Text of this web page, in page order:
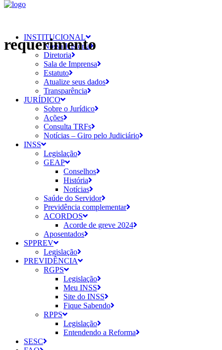
INSTITUCIONAL
Nossa História
Diretoria
Sala de Imprensa
Estatuto
Atualize seus dados
Transparência
JURÍDICO
Sobre o Jurídico
Ações
Consulta TRFs
Notícias – Giro pelo Judiciário
INSS
Legislação
GEAP
Conselhos
História
Notícias
Saúde do Servidor
Previdência complementar
ACORDOS
Acorde de greve 2024
Aposentados
SPPREV
Legislação
PREVIDÊNCIA
RGPS
Legislação
Meu INSS
Site do INSS
Fique Sabendo
RPPS
Legislação
Entendendo a Reforma
SESC
requerimento